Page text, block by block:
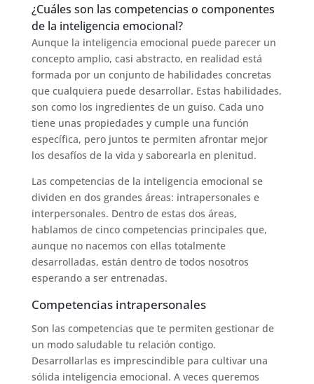
¿Cuáles son las competencias o componentes
de la inteligencia emocional?
Aunque la inteligencia emocional puede parecer un
concepto amplio, casi abstracto, en realidad está
formada por un conjunto de habilidades concretas
que cualquiera puede desarrollar. Estas habilidades,
son como los ingredientes de un guiso. Cada uno
tiene unas propiedades y cumple una función
específica, pero juntos te permiten afrontar mejor
los desafíos de la vida y saborearla en plenitud.
Las competencias de la inteligencia emocional se
dividen en dos grandes áreas: intrapersonales e
interpersonales. Dentro de estas dos áreas,
hablamos de cinco competencias principales que,
aunque no nacemos con ellas totalmente
desarrolladas, están dentro de todos nosotros
esperando a ser entrenadas.
Competencias intrapersonales
Son las competencias que te permiten gestionar de
un modo saludable tu relación contigo.
Desarrollarlas es imprescindible para cultivar una
sólida inteligencia emocional. A veces queremos